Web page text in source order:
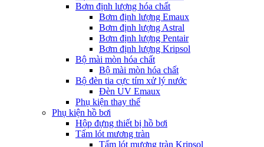
Bơm định lượng hóa chất
Bơm định lượng Emaux
Bơm định lượng Astral
Bơm định lượng Pentair
Bơm định lượng Kripsol
Bộ mài mòn hóa chất
Bộ mài mòn hóa chất
Bộ đèn tia cực tím xử lý nước
Đèn UV Emaux
Phụ kiện thay thế
Phụ kiện hồ bơi
Hộp đựng thiết bị hồ bơi
Tấm lót mương tràn
Tấm lót mương tràn Kripsol